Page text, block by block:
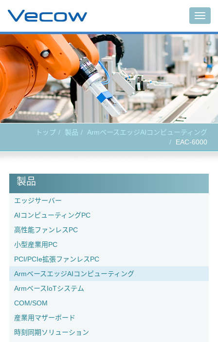
トップ 製品
ArmベースエッジAIコンピューティング
EAC-6000
製品
エッジサーバー
AIコンピューティングPC
高性能ファンレスPC
小型産業用PC
PCI/PCIe拡張ファンレスPC
ArmベースエッジAIコンピューティング
ArmベースIoTシステム
COM/SOM
産業用マザーボード
時刻同期ソリューション